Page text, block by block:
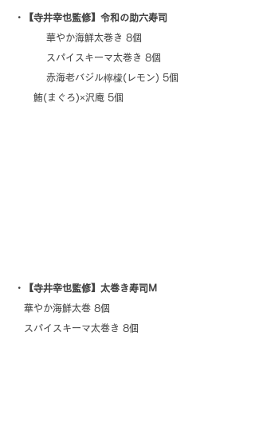
・【寺井幸也監修】令和の助六寿司
	華やか海鮮太巻き 8個
	スパイスキーマ太巻き 8個
	赤海老バジル檸檬(レモン) 5個
鮪(まぐろ)×沢庵 5個
・【寺井幸也監修】太巻き寿司M
華やか海鮮太巻 8個
スパイスキーマ太巻き 8個